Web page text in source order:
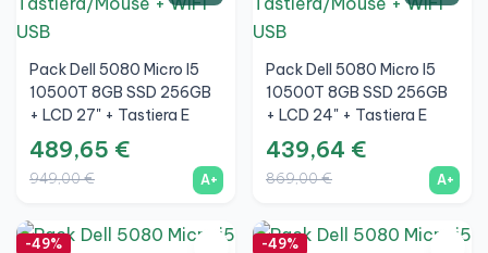
Pack Dell 5080 Micro I5
10500T 8GB SSD 256GB
+ LCD 27" + Tastiera E
Mouse Wireless + WiFi
489,65 €
949,00 € A+
Pack Dell 5080 Micro I5
10500T 8GB SSD 256GB
+ LCD 24" + Tastiera E
Mouse Wireless + WiFi
439,64 €
869,00 € A+
-49% -49%